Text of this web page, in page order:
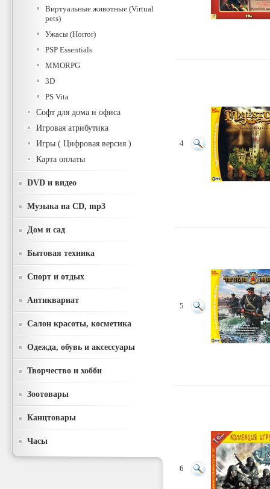
Виртуальные животные (Virtual
pets)
Ужасы (Horror)
PSP Essentials
MMORPG
3D
PS Vita
Софт для дома и офиса
Игровая атрибутика
Игры ( Цифровая версия )
Карта оплаты
DVD и видео
Музыка на CD, mp3
Дом и сад
Бытовая техника
Спорт и отдых
Антиквариат
Салон красоты, косметика
Одежда, обувь и аксессуары
Творчество и хобби
Зоотовары
Канцтовары
Часы
4
5
6